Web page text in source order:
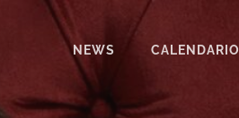
NEWS CALENDARIO